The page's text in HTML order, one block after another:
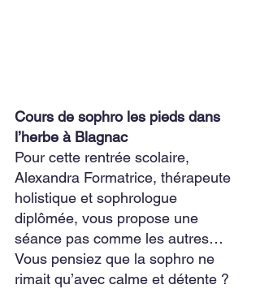
Cours de sophro les pieds dans
l’herbe à Blagnac
Pour cette rentrée scolaire,
Alexandra Formatrice, thérapeute
holistique et sophrologue
diplômée, vous propose une
séance pas comme les autres…
Vous pensiez que la sophro ne
rimait qu’avec calme et détente ?